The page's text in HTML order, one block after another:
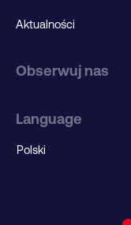
Aktualności
Obserwuj nas
Language